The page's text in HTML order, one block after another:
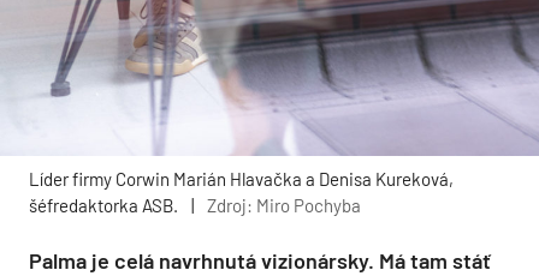
Líder firmy Corwin Marián Hlavačka a Denisa Kureková,
šéfredaktorka ASB.
| Zdroj: Miro Pochyba
Palma je celá navrhnutá vizionársky. Má tam stáť